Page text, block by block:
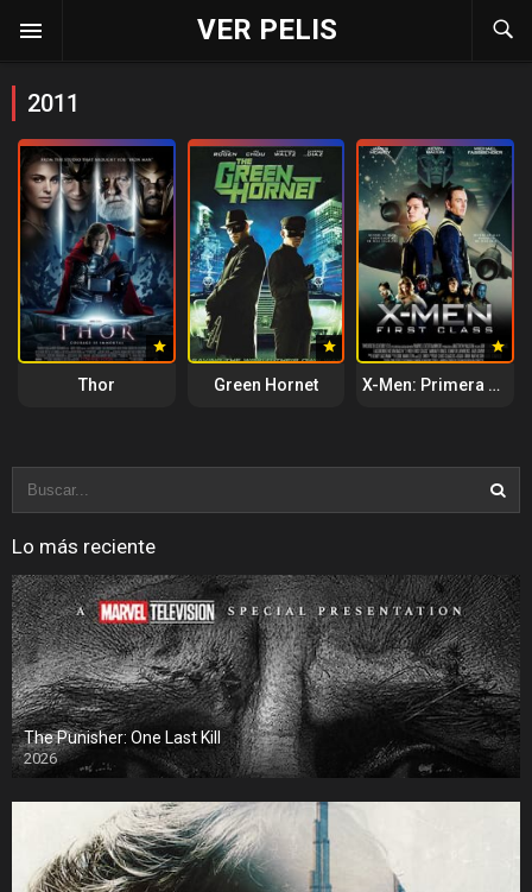
VER PELIS
2011
Thor Green Hornet X-Men: Primera generación
Lo más reciente
The Punisher: One Last Kill
2026